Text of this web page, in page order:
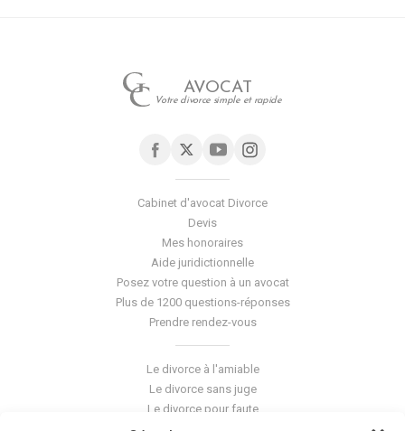
AVOCAT
Votre divorce simple et rapide
Cabinet d'avocat Divorce
Devis
Mes honoraires
Aide juridictionnelle
Posez votre question à un avocat
Plus de 1200 questions-réponses
Prendre rendez-vous
Le divorce à l'amiable
Le divorce sans juge
Le divorce pour faute